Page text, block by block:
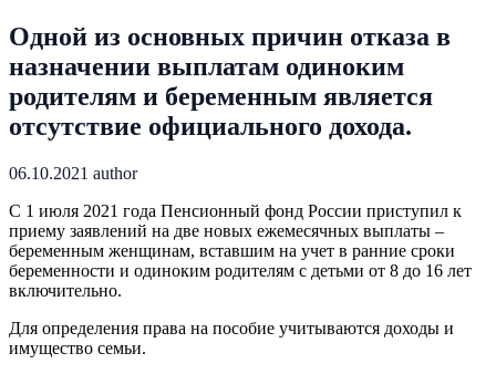
Одной из основных причин отказа в
назначении выплатам одиноким
родителям и беременным является
отсутствие официального дохода.
06.10.2021 author
С 1 июля 2021 года Пенсионный фонд России приступил к
приему заявлений на две новых ежемесячных выплаты –
беременным женщинам, вставшим на учет в ранние сроки
беременности и одиноким родителям с детьми от 8 до 16 лет
включительно.
Для определения права на пособие учитываются доходы и
имущество семьи.